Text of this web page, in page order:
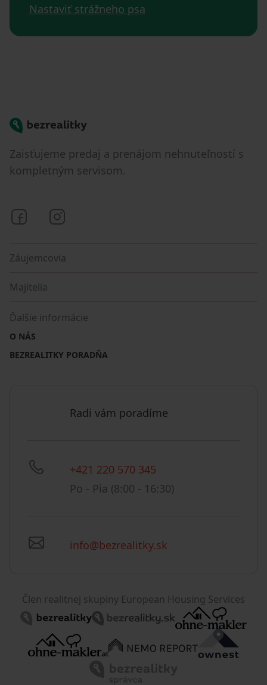
Nastaviť strážneho psa
Bezrealitky
Zaisťujeme predaj a prenájom nehnuteľností s
kompletným servisom.
Bezrealitky na Facebooku
Záujemcovia
Majitelia
Ďalšie informácie
O NÁS
BEZREALITKY PORADŇA
Radi vám poradíme
+421 220 570 345
Po - Pia (8:00 - 16:30)
info@bezrealitky.sk
Člen realitnej skupiny European Housing Services